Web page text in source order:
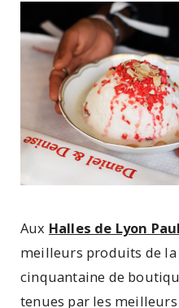
Aux Halles de Lyon
meilleurs produits de
cinquantaine de
tenues par les